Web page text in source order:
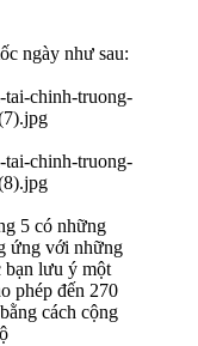
ngày như sau:
5 có những
ứng với những
bạn lưu ý một
phép đến 270
cách cộng